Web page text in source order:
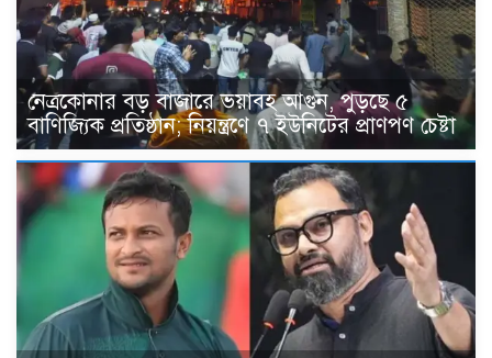
নেত্রকোনার বড় বাজারে ভয়াবহ আগুন, পুড়ছে ৫
বাণিজ্যিক প্রতিষ্ঠান; নিয়ন্ত্রণে ৭ ইউনিটের প্রাণপণ চেষ্টা